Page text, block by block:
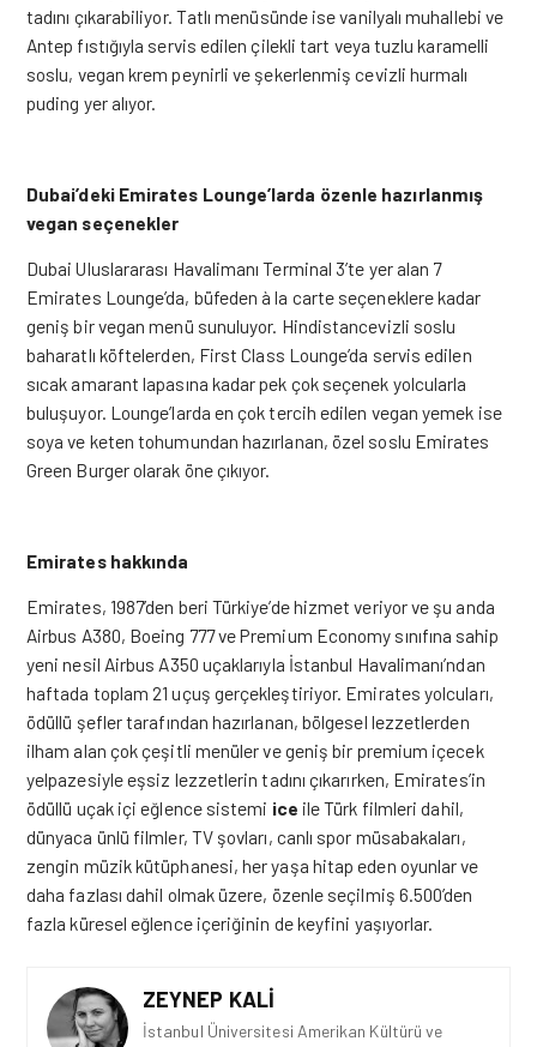
tadını çıkarabiliyor. Tatlı menüsünde ise vanilyalı muhallebi ve
Antep fıstığıyla servis edilen çilekli tart veya tuzlu karamelli
soslu, vegan krem peynirli ve şekerlenmiş cevizli hurmalı
puding yer alıyor.
Dubai’deki Emirates Lounge’larda özenle hazırlanmış
vegan seçenekler
Dubai Uluslararası Havalimanı Terminal 3’te yer alan 7
Emirates Lounge’da, büfeden à la carte seçeneklere kadar
geniş bir vegan menü sunuluyor. Hindistancevizli soslu
baharatlı köftelerden, First Class Lounge’da servis edilen
sıcak amarant lapasına kadar pek çok seçenek yolcularla
buluşuyor. Lounge’larda en çok tercih edilen vegan yemek ise
soya ve keten tohumundan hazırlanan, özel soslu Emirates
Green Burger olarak öne çıkıyor.
Emirates hakkında
Emirates, 1987’den beri Türkiye’de hizmet veriyor ve şu anda
Airbus A380, Boeing 777 ve Premium Economy sınıfına sahip
yeni nesil Airbus A350 uçaklarıyla İstanbul Havalimanı’ndan
haftada toplam 21 uçuş gerçekleştiriyor. Emirates yolcuları,
ödüllü şefler tarafından hazırlanan, bölgesel lezzetlerden
ilham alan çok çeşitli menüler ve geniş bir premium içecek
yelpazesiyle eşsiz lezzetlerin tadını çıkarırken, Emirates’in
ödüllü uçak içi eğlence sistemi ice ile Türk filmleri dahil,
dünyaca ünlü filmler, TV şovları, canlı spor müsabakaları,
zengin müzik kütüphanesi, her yaşa hitap eden oyunlar ve
daha fazlası dahil olmak üzere, özenle seçilmiş 6.500’den
fazla küresel eğlence içeriğinin dekeyfini yaşıyorlar.
ZEYNEP KALI
İstanbul Üniversitesi Amerikan Kültürü ve